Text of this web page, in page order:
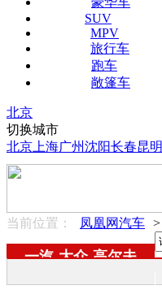
SUV
MPV
旅行车
跑车
敞篷车
北京
切换城市
北京 上海广州沈阳长春昆明
当前位置： 凤凰网汽车 >
一汽-大众-高尔夫